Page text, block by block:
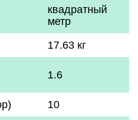
квадратный
метр
17.63 кг
1.6
10